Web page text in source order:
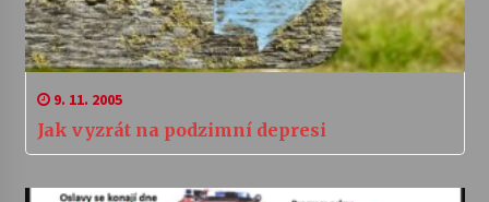
9. 11. 2005
Jak vyzrát na podzimní depresi